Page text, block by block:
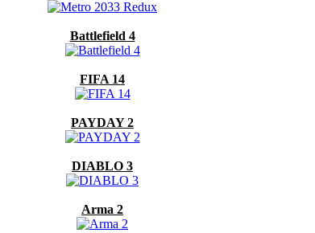
Battlefield 4
FIFA 14
PAYDAY 2
DIABLO 3
Arma 2